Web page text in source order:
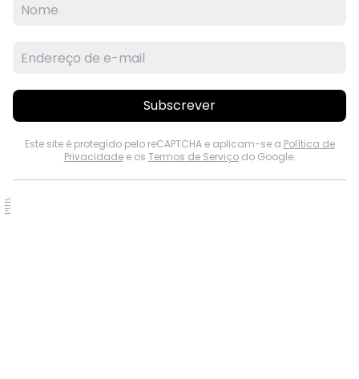
Subscrever
Este site é protegido pelo reCAPTCHA e aplicam-se a Política de
Privacidadee os Termos de Serviçodo Google.
PUB.